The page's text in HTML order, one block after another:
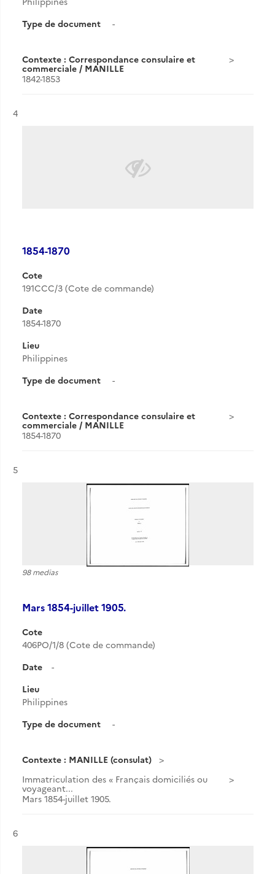
Type de document
-
Contexte : Correspondance consulaire et
commerciale / MANILLE
1842-1853
Résultat n°
4
1854-1870
Cote
191CCC/3 (Cote de commande)
Date
1854-1870
Lieu
Philippines
Type de document
-
Contexte : Correspondance consulaire et
commerciale / MANILLE
1854-1870
Résultat n°
5
98 medias
Mars 1854-juillet 1905.
Cote
406PO/1/8 (Cote de commande)
Date
-
Lieu
Philippines
Type de document
-
Contexte : MANILLE (consulat)
Immatriculation des « Français domiciliés ou
voyageant...
Mars 1854-juillet 1905.
Résultat n°
6